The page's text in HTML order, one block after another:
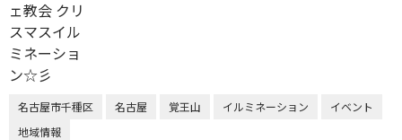
名古屋市千種区 名古屋 覚王山 イルミネーション
イベント
地域情報